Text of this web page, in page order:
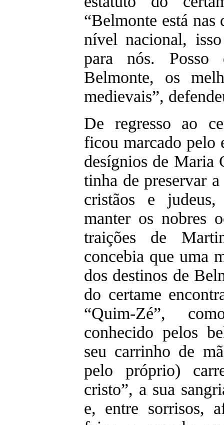
“Belmonte está
nível nacional,
para nós. Posso
Belmonte, os
medievais”,
De regresso ao
ficou marcado pelo
desígnios de Maria
tinha de preservar
cristãos e
manter os nobres
traições de
concebia que uma
dos destinos de
do certame
“Quim-Zé”,
conhecido pelos
seu carrinho de
pelo próprio)
cristo”, a sua
e, entre sorrisos,